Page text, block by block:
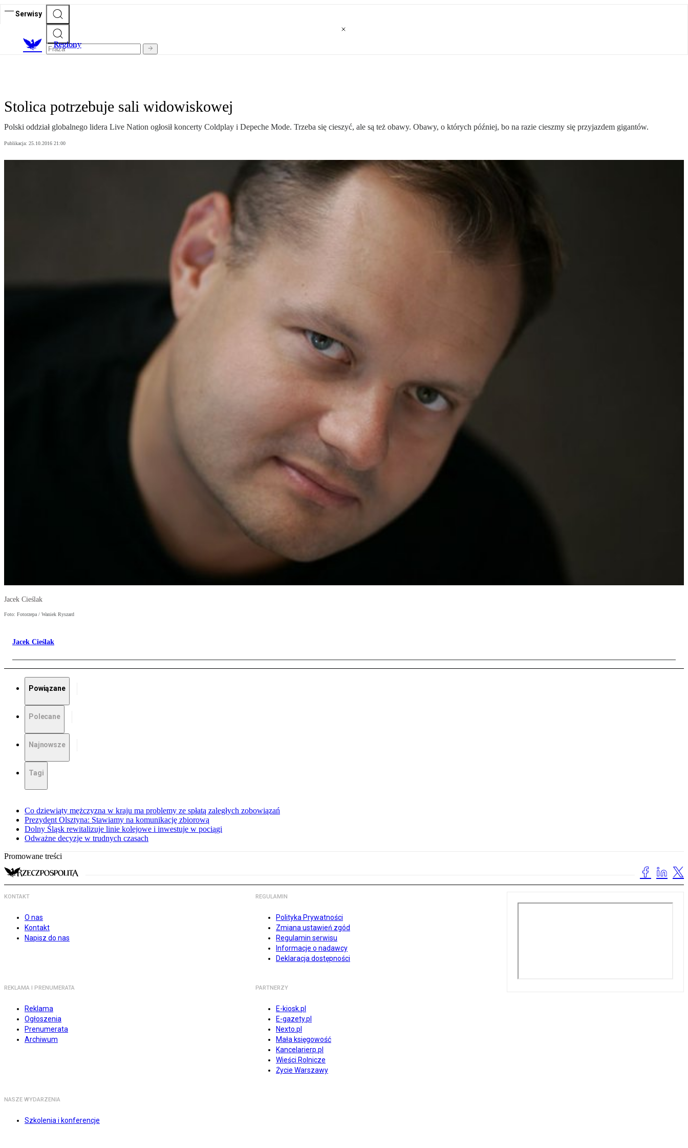
Serwisy
Regiony
Stolica potrzebuje sali widowiskowej
Polski oddział globalnego lidera Live Nation ogłosił koncerty Coldplay i Depeche Mode. Trzeba się cieszyć, ale są też obawy. Obawy, o których później, bo na razie cieszmy się przyjazdem gigantów.
Publikacja: 25.10.2016 21:00
Jacek Cieślak
Foto: Fotorzepa / Waniek Ryszard
Jacek Cieślak
Powiązane
Polecane
Najnowsze
Tagi
Co dziewiąty mężczyzna w kraju ma problemy ze spłatą zaległych zobowiązań
Prezydent Olsztyna: Stawiamy na komunikację zbiorową
Dolny Śląsk rewitalizuje linie kolejowe i inwestuje w pociągi
Odważne decyzje w trudnych czasach
Promowane treści
KONTAKT
O nas
Kontakt
Napisz do nas
REGULAMIN
Polityka Prywatności
Zmiana ustawień zgód
Regulamin serwisu
Informacje o nadawcy
Deklaracja dostępności
REKLAMA I PRENUMERATA
Reklama
Ogłoszenia
Prenumerata
Archiwum
PARTNERZY
E-kiosk.pl
E-gazety.pl
Nexto.pl
Mała księgowość
Kancelarierp.pl
Wieści Rolnicze
Życie Warszawy
NASZE WYDARZENIA
Szkolenia i konferencje